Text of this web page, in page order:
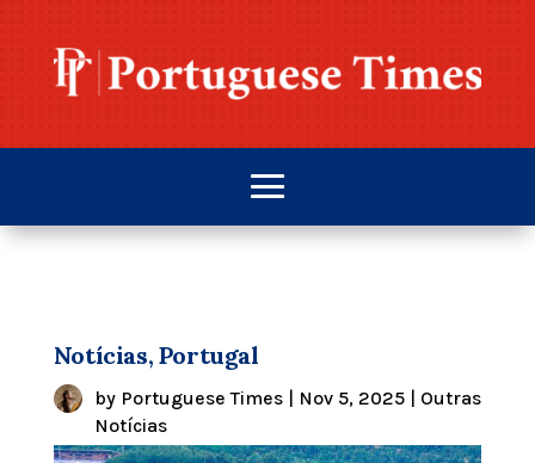
Notícias, Portugal
by Portuguese Times| Nov 5, 2025| Outras
Notícias